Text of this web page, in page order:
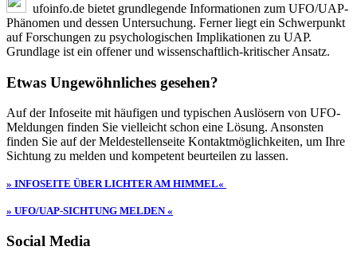
ufoinfo.de bietet grundlegende Informationen zum UFO/UAP-
Phänomen und dessen Untersuchung. Ferner liegt ein Schwerpunkt
auf Forschungen zu psychologischen Implikationen zu UAP.
Grundlage ist ein offener und wissenschaftlich-kritischer Ansatz.
Etwas Ungewöhnliches gesehen?
Auf der Infoseite mit häufigen und typischen Auslösern von UFO-
Meldungen finden Sie vielleicht schon eine Lösung. Ansonsten
finden Sie auf der Meldestellenseite Kontaktmöglichkeiten, um Ihre
Sichtung zu melden und kompetent beurteilen zu lassen.
» INFOSEITE ÜBER LICHTER AM HIMMEL«
» UFO/UAP-SICHTUNG MELDEN «
Social Media